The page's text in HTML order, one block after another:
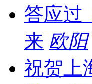
答应过
来 欧阳
祝贺上